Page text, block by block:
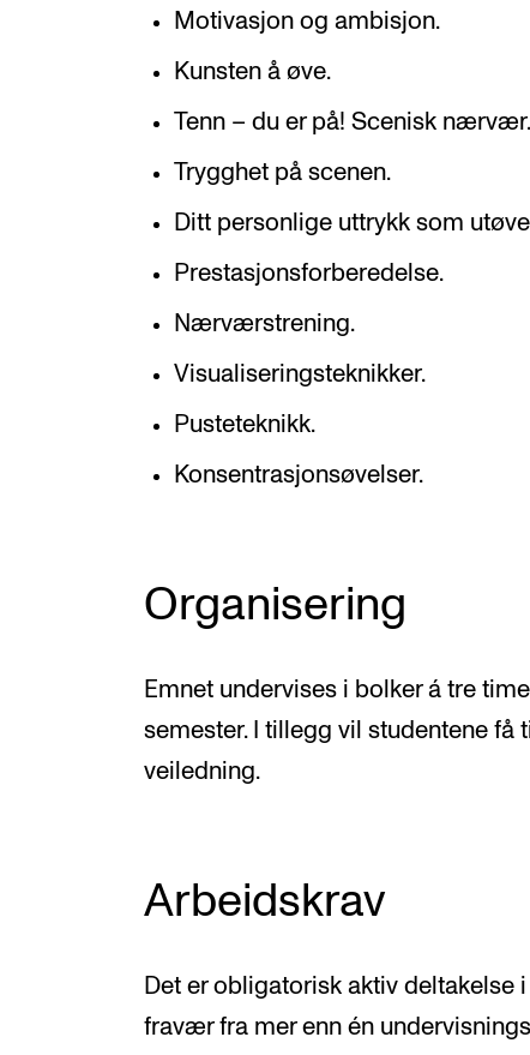
Motivasjon og ambisjon.
Kunsten å øve.
Tenn – du er på! Scenisk nærvær.
Trygghet på scenen.
Ditt personlige uttrykk som
Prestasjonsforberedelse.
Nærværstrening.
Visualiseringsteknikker.
Pusteteknikk.
Konsentrasjonsøvelser.
Organisering
Emnet undervises i bolker á tre
semester. I tillegg vil studentene få
veiledning.
Arbeidskrav
Det er obligatorisk aktiv
fravær fra mer enn én